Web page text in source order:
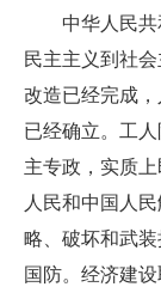
中华人民
民主主义到社
改造已经完成
已经确立。工
主专政，实质
人民和中国人
略、破坏和武
国防。经济建